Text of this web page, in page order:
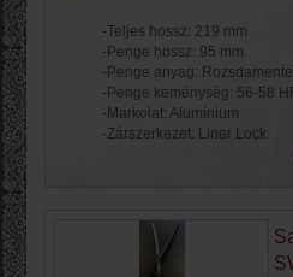
-Teljes hossz: 219 mm
-Penge hossz: 95 mm
-Penge anyag:
-Penge keménység: 56-58
-Markolat: Alumínium
-Zárszerkezet: Liner Lock